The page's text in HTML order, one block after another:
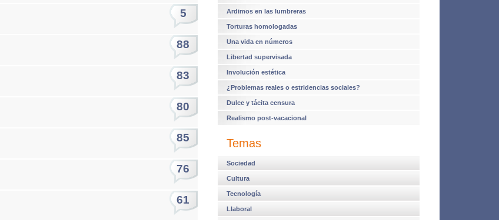
Ardimos en las lumbreras
Torturas homologadas
Una vida en números
Libertad supervisada
Involución estética
¿Problemas reales o estridencias sociales?
Dulce y tácita censura
Realismo post-vacacional
Temas
Sociedad
Cultura
Tecnología
Llaboral
5
88
83
80
85
76
61